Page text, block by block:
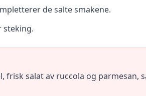
de salte smakene.
steking.
salat av ruccola og parmesan,